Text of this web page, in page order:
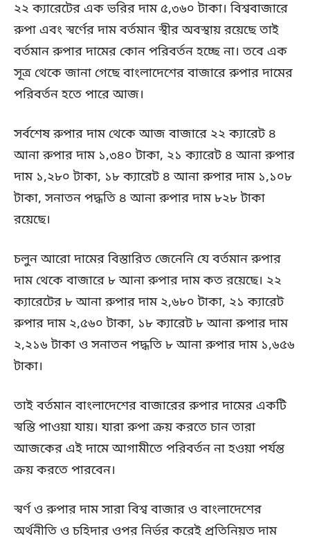
২২ ক্যারেটের এক ভরির দাম ৫,৩৬০ টাকা। বিশ্ববাজারে
রুপা এবং স্বর্ণের দাম বর্তমান স্থীর অবস্থায় রয়েছে তাই
বর্তমান রুপার দামের কোন পরিবর্তন হচ্ছে না। তবে এক
সূত্র থেকে জানা গেছে বাংলাদেশের বাজারে রুপার দামের
পরিবর্তন হতে পারে আজ।
সর্বশেষ রুপার দাম থেকে আজ বাজারে ২২ ক্যারেট ৪
আনা রুপার দাম ১,৩৪০ টাকা, ২১ ক্যারেট ৪ আনা রুপার
দাম ১,২৮০ টাকা, ১৮ ক্যারেট ৪ আনা রুপার দাম ১,১০৮
টাকা, সনাতন পদ্ধতি ৪ আনা রুপার দাম ৮২৮ টাকা
রয়েছে।
চলুন আরো দামের বিস্তারিত জেনেনি যে বর্তমান রুপার
দাম থেকে বাজারে ৮ আনা রুপার দাম কত রয়েছে। ২২
ক্যারেটের ৮ আনা রুপার দাম ২,৬৮০ টাকা, ২১ ক্যারেট
রুপার দাম ২,৫৬০ টাকা, ১৮ ক্যারেট ৮ আনা রুপার দাম
২,২১৬ টাকা ও সনাতন পদ্ধতি ৮ আনা রুপার দাম ১,৬৫৬
টাকা।
তাই বর্তমান বাংলাদেশের বাজারের রুপার দামের একটি
স্বস্তি পাওয়া যায়। যারা রুপা ক্রয় করতে চান তারা
আজকের এই দামে আগামীতে পরিবর্তন না হওয়া পর্যন্ত
ক্রয় করতে পারবেন।
স্বর্ণ ও রুপার দাম সারা বিশ্ব বাজার ও বাংলাদেশের
অর্থনীতি ও চহিদার ওপর নির্ভর করেই প্রতিনিয়ত দাম